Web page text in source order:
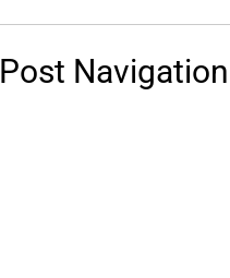
Post Navigation